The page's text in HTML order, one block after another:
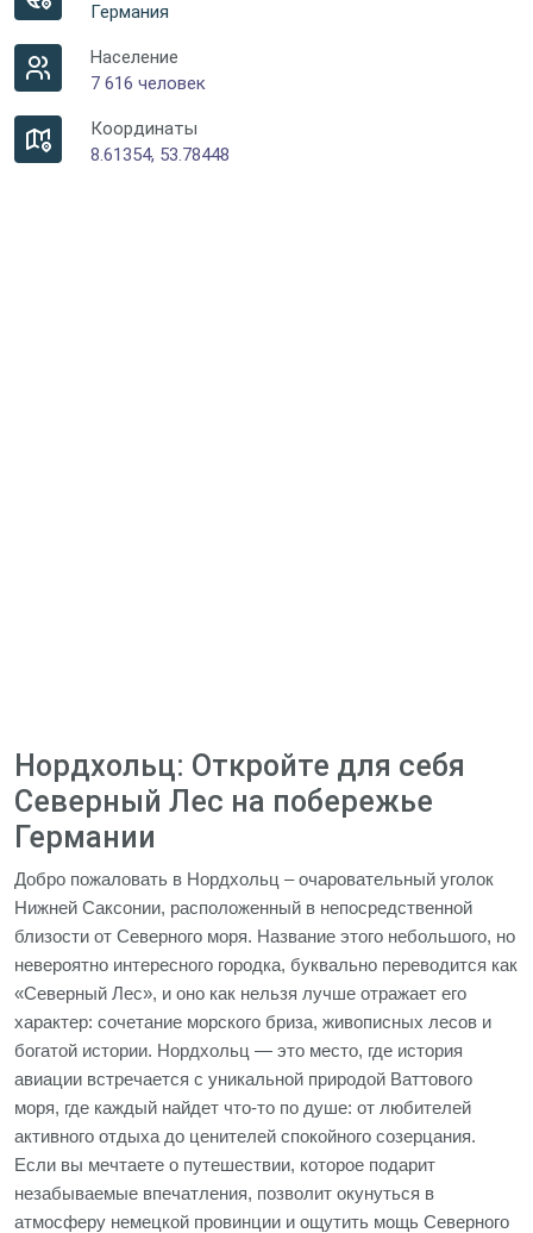
Германия
Население
7 616 человек
Координаты
8.61354, 53.78448
Нордхольц: Откройте для себя
Северный Лес на побережье
Германии
Добро пожаловать в Нордхольц – очаровательный уголок
Нижней Саксонии, расположенный в непосредственной
близости от Северного моря. Название этого небольшого, но
невероятно интересного городка, буквально переводится как
«Северный Лес», и оно как нельзя лучше отражает его
характер: сочетание морского бриза, живописных лесов и
богатой истории. Нордхольц — это место, где история
авиации встречается с уникальной природой Ваттового
моря, где каждый найдет что-то по душе: от любителей
активного отдыха до ценителей спокойного созерцания.
Если вы мечтаете о путешествии, которое подарит
незабываемые впечатления, позволит окунуться в
атмосферу немецкой провинции и ощутить мощь Северного